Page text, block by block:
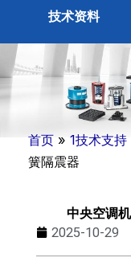
技术资料
首页 » 1技术支持
簧隔震器
中央空调
2025-10-29